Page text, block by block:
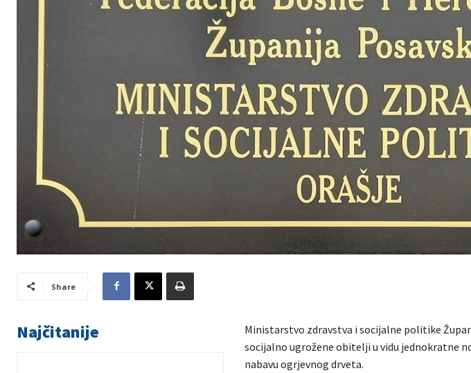
Share
Najčitanije
Ministarstvo zdravstva i socijalne politike
socijalno ugrožene obitelji u vidu jednokratne
nabavu ogrjevnog drveta.